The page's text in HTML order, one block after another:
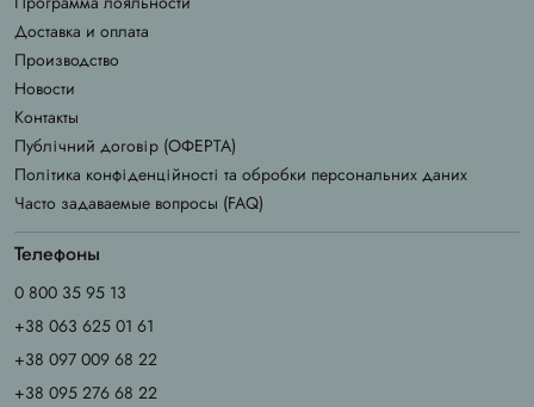
Доставка и оплата
Производство
Новости
Контакты
Публічний договір (ОФЕРТА)
Політика конфіденційності та обробки персональних даних
Часто задаваемые вопросы (FAQ)
Телефоны
0 800 35 95 13
+38 063 625 01 61
+38 097 009 68 22
+38 095 276 68 22